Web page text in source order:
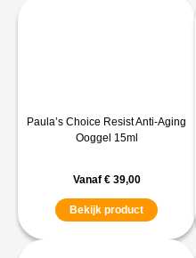
Paula’s Choice Resist Anti-Aging
Ooggel 15ml
Vanaf €39,00
Bekijk product